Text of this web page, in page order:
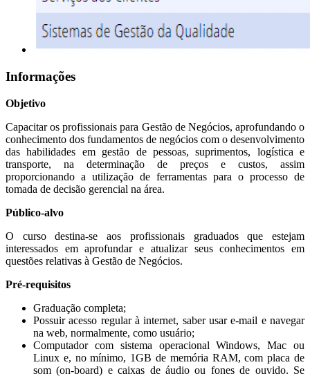
Informações
Objetivo
Capacitar os profissionais para Gestão de Negócios, aprofundando o
conhecimento dos fundamentos de negócios com o desenvolvimento
das habilidades em gestão de pessoas, suprimentos, logística e
transporte, na determinação de preços e custos, assim
proporcionando a utilização de ferramentas para o processo de
tomada de decisão gerencial na área.
Público-alvo
O curso destina-se aos profissionais graduados que estejam
interessados em aprofundar e atualizar seus conhecimentos em
questões relativas à Gestão de Negócios.
Pré-requisitos
Graduação completa;
Possuir acesso regular à internet, saber usar e-mail e navegar
na web, normalmente, como usuário;
Computador com sistema operacional Windows, Mac ou
Linux e, no mínimo, 1GB de memória RAM, com placa de
som (on-board) e caixas de áudio ou fones de ouvido. Se